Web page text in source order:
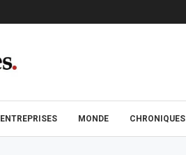
ENTREPRISES MONDE CHRONIQUES